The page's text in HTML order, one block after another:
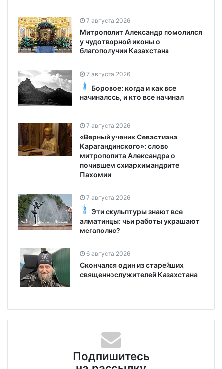
7 августа 2026
Митрополит Александр помолился
у чудотворной иконы о
благополучии Казахстана
7 августа 2026
Боровое: когда и как все
начиналось, и кто все начинал
7 августа 2026
«Верный ученик Севастиана
Карагандинского»: слово
митрополита Александра о
почившем схиархимандрите
Пахомии
7 августа 2026
Эти скульптуры знают все
алматинцы: чьи работы украшают
мегаполис?
6 августа 2026
Скончался один из старейших
священнослужителей Казахстана
Подпишитесь